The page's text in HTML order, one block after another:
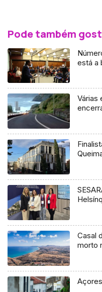
Pode também
está a
Várias
Casal
morto